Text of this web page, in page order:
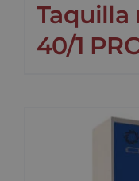
Taquilla
40/1